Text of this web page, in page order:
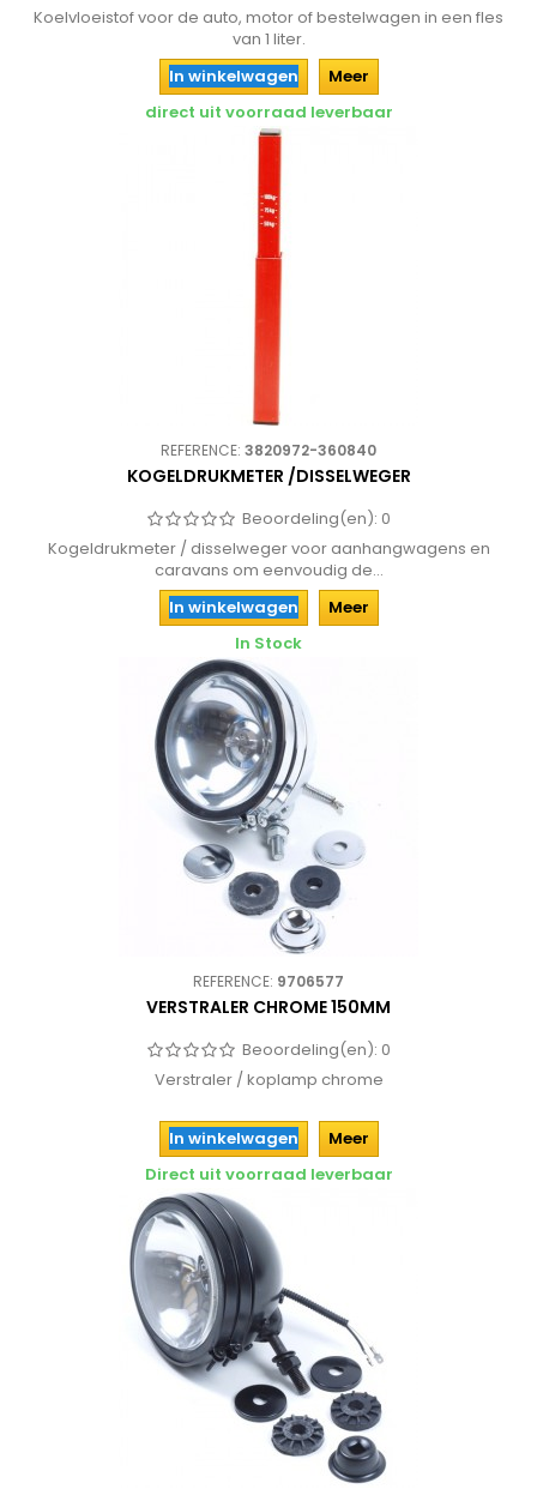
Koelvloeistof voor de auto, motor of bestelwagen in een fles
van 1 liter.
In winkelwagen
Meer
direct uit voorraad leverbaar
REFERENCE: 3820972-360840
KOGELDRUKMETER /DISSELWEGER
Beoordeling(en): 0
Kogeldrukmeter / disselweger voor aanhangwagens en
caravans om eenvoudig de...
In winkelwagen
Meer
In Stock
REFERENCE: 9706577
VERSTRALER CHROME 150MM
Beoordeling(en): 0
Verstraler / koplamp chrome
In winkelwagen
Meer
Direct uit voorraad leverbaar